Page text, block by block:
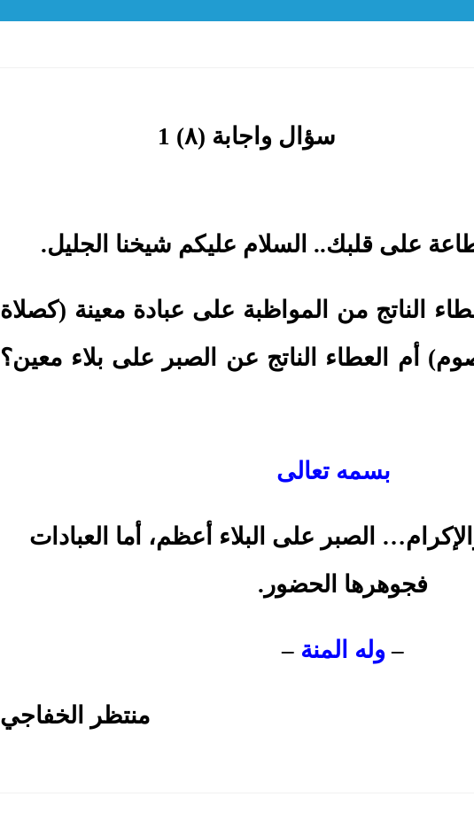
على قلبك.. السلام عليكم شيخنا الجليل.
الناتج من المواظبة على عبادة معينة (كصلاة
أم العطاء الناتج عن الصبر على بلاء معين؟
بسمه تعالى
الصبر على البلاء أعظم، أما العبادات
فجوهرها الحضور.
– وله المنة –
منتظر الخفاجي